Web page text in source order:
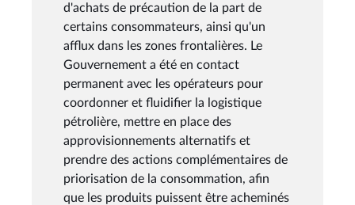
d'achats de précaution de la part de
certains consommateurs, ainsi qu'un
afflux dans les zones frontalières. Le
Gouvernement a été en contact
permanent avec les opérateurs pour
coordonner et fluidifier la logistique
pétrolière, mettre en place des
approvisionnements alternatifs et
prendre des actions complémentaires de
priorisation de la consommation, afin
que les produits puissent être acheminés